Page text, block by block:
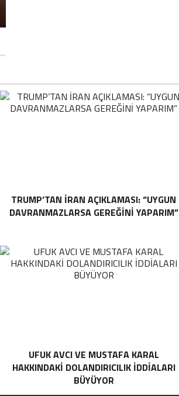
TRUMP’TAN İRAN AÇIKLAMASI: “UYGUN
DAVRANMAZLARSA GEREĞINI YAPARIM”
UFUK AVCI VE MUSTAFA KARAL
HAKKINDAKI DOLANDIRICILIK İDDIALARI
BÜYÜYOR